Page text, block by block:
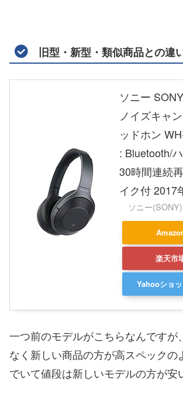
旧型・新型・類似商品との違
ソニー
ノイズキャ
ッドホン
: Bluetooth/
30時間連続
イク付 2017
ソニー(SONY)
楽天市
Yahooショ
一つ前のモデルがこちらなんですが
なく新しい商品の方が高スペックの
でいて値段は新しいモデルの方が安